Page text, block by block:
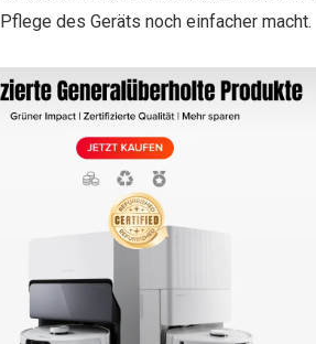
des Geräts noch einfacher macht.